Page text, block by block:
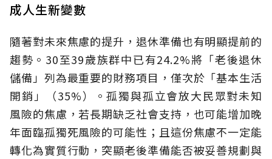
成人生新變數
隨著對未來焦慮的提升，退休準備也有明顯提前的
趨勢。30至39歲族群中已有24.2%將「老後退休
儲備」列為最重要的財務項目，僅次於「基本生活
開銷」（35%）。孤獨與孤立會放大民眾對未知
風險的焦慮，若長期缺乏社會支持，也可能增加晚
年面臨孤獨死風險的可能性；且這份焦慮不一定能
轉化為實質行動，突顯老後準備能否被妥善規劃與